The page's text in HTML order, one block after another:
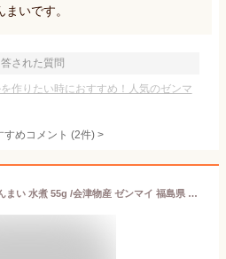
いです。
答された質問
作りたい時におすすめ！人気のゼンマ
すめコメント (2件) >
[きのこ屋] 山菜 国産 ぜんまい 水煮 55g /会津物産 ゼンマイ 福島県 会津地方 南会津町 山の幸 国産ぜんまい 山菜 炒め物 煮物 和食 中華